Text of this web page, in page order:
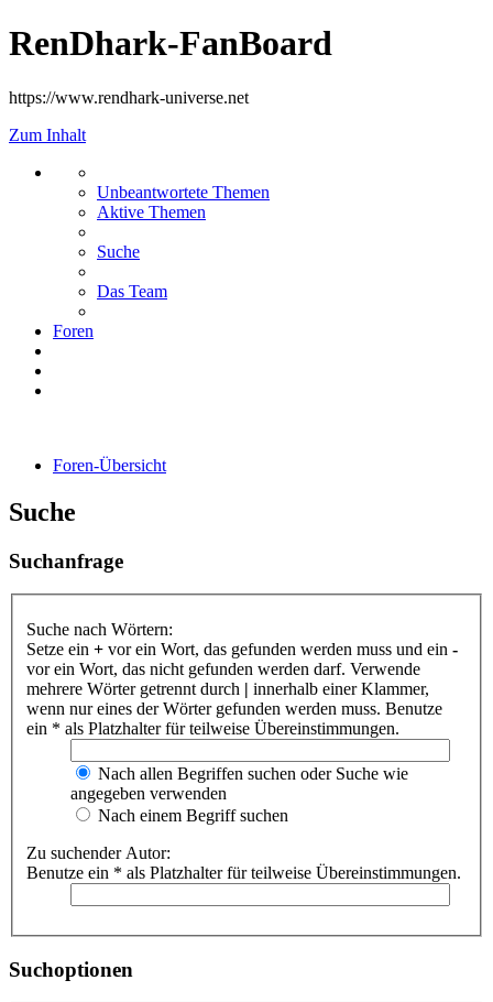
RenDhark-FanBoard
https://www.rendhark-universe.net
Zum Inhalt
Unbeantwortete Themen
Aktive Themen
Suche
Das Team
Foren
Foren-Übersicht
Suche
Suchanfrage
Suche nach Wörtern:
Setze ein + vor ein Wort, das gefunden werden muss und ein -
vor ein Wort, das nicht gefunden werden darf. Verwende
mehrere Wörter getrennt durch | innerhalb einer Klammer,
wenn nur eines der Wörter gefunden werden muss. Benutze
ein * als Platzhalter für teilweise Übereinstimmungen.
Nach allen Begriffen suchen oder Suche wie
angegeben verwenden
Nach einem Begriff suchen
Zu suchender Autor:
Benutze ein * als Platzhalter für teilweise Übereinstimmungen.
Suchoptionen